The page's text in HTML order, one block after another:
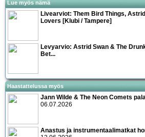
Lue myös nämä
Livearviot: Them Bird Things,
Lovers [Klubi / Tampere]
Levyarvio: Astrid Swan & The
Bet...
Haastattelussa myös
Jann Wilde & The Neon Comets
06.07.2026
Anastus ja instrumentaalimatkat